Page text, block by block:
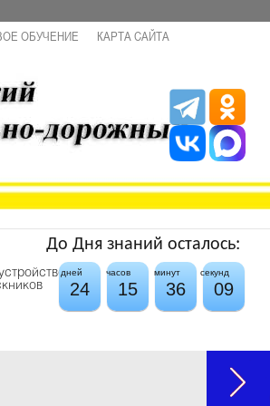
ОБУЧЕНИЕ КАРТА САЙТА
До Дня знаний осталось:
дней часов минут секунд
24 15 36 09